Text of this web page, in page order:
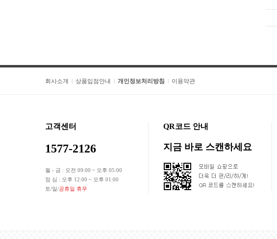
회사소개 | 상품입점안내 | 개인정보처리방침 | 이용약관
고객센터
1577-2126
월 - 금 : 오전 09:00 ~ 오후 05:00
점 심 : 오후 12:00 ~ 오후 01:00
토/일/공휴일 휴무
QR코드 안내
지금 바로 스캔하세요